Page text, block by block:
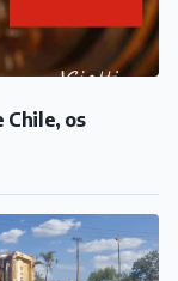
Chile, os